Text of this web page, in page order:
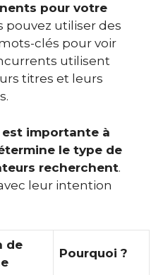
pour votre
pouvez utiliser des
clés pour voir
utilisent
titres et leurs
importante à
le type de
recherchent.
leur intention
de
Pourquoi ?